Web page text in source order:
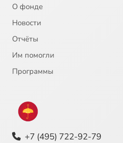
О фонде
Новости
Отчёты
Им помогли
Программы
+7 (495) 722-92-79